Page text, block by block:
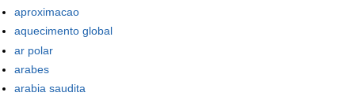
aproximacao
aquecimento global
ar polar
arabes
arabia saudita